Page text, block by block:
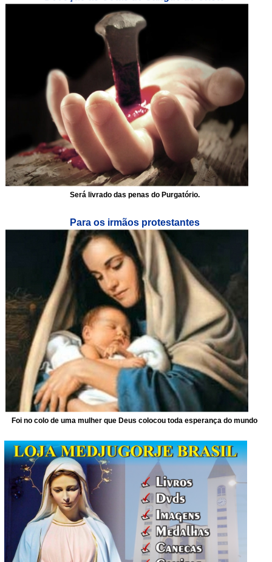
Será livrado das penas do Purgatório.
Para os irmãos protestantes
Foi no colo de uma mulher que Deus colocou toda esperança do mundo